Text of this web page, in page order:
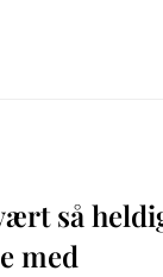
så
med